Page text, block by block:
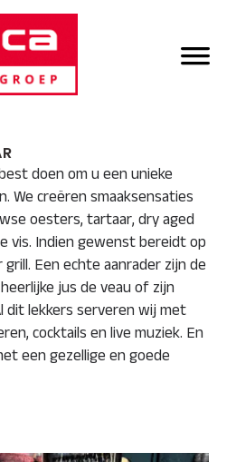
Header
doen om u een unieke
We creëren smaaksensaties
oesters, tartaar, dry aged
vis. Indien gewenst bereidt op
Een echte aanrader zijn de
jus de veau of zijn
dit lekkers serveren wij met
cocktails en live muziek. En
een gezellige en goede